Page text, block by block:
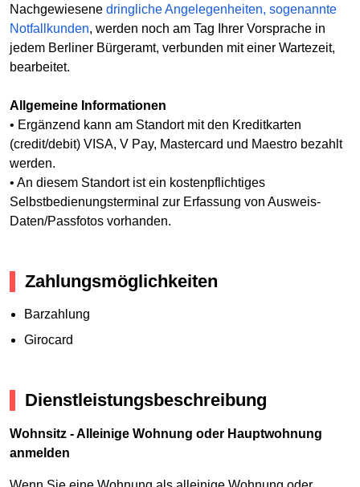
Nachgewiesene dringliche Angelegenheiten, sogenannte
Notfallkunden, werden noch am Tag Ihrer Vorsprache in
jedem Berliner Bürgeramt, verbunden mit einer Wartezeit,
bearbeitet.
Allgemeine Informationen
• Ergänzend kann am Standort mit den Kreditkarten
(credit/debit) VISA, V Pay, Mastercard und Maestro bezahlt
werden.
• An diesem Standort ist ein kostenpflichtiges
Selbstbedienungsterminal zur Erfassung von Ausweis-
Daten/Passfotos vorhanden.
Zahlungsmöglichkeiten
Barzahlung
Girocard
Dienstleistungsbeschreibung
Wohnsitz - Alleinige Wohnung oder Hauptwohnung
anmelden